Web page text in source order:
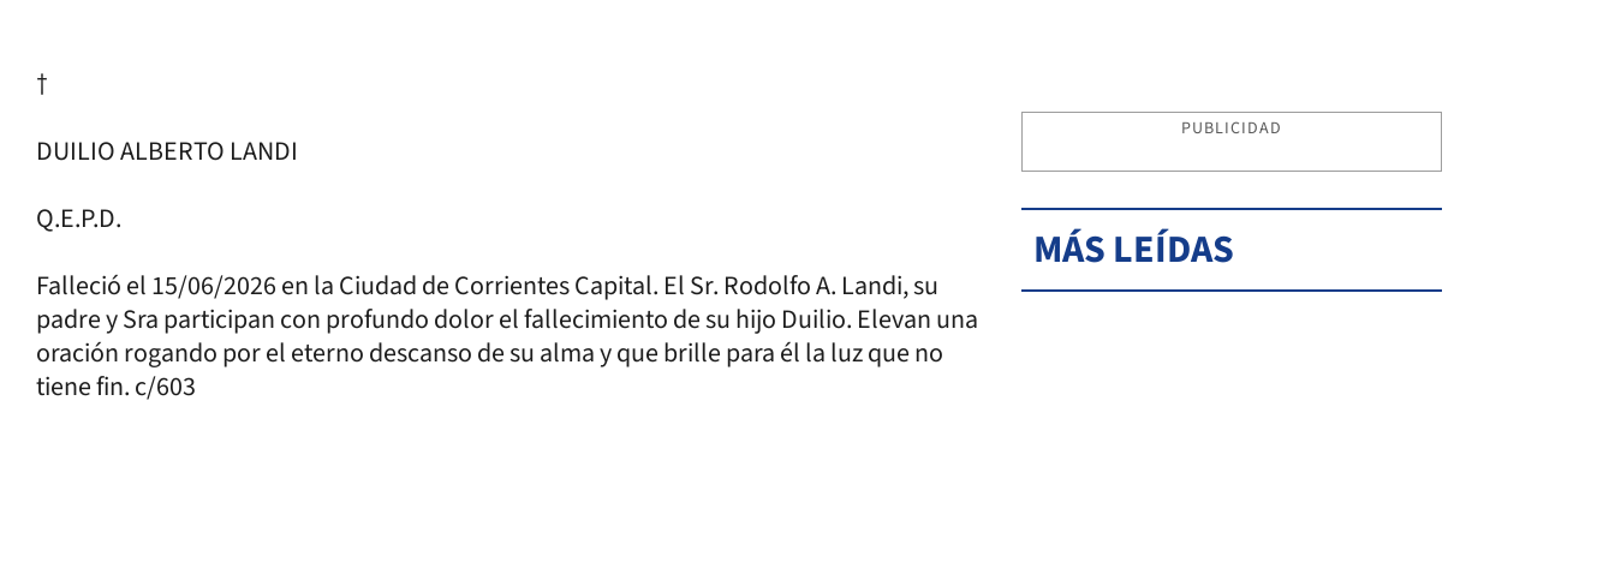
†
DUILIO ALBERTO LANDI
Q.E.P.D.
Falleció el 15/06/2026 en la Ciudad de Corrientes Capital. El Sr. Rodolfo A. Landi, su
padre y Sra participan con profundo dolor el fallecimiento de su hijo Duilio. Elevan una
oración rogando por el eterno descanso de su alma y que brille para él la luz que no
tiene fin. c/603
PUBLICIDAD
MÁS LEÍDAS